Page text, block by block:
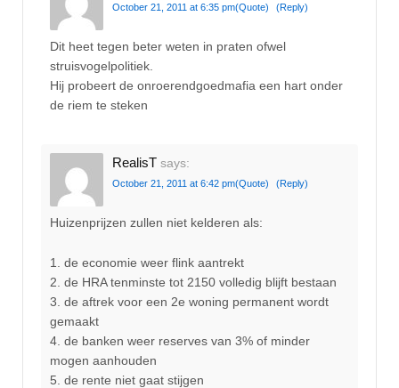
October 21, 2011 at 6:35 pm(Quote) (Reply)
Dit heet tegen beter weten in praten ofwel
struisvogelpolitiek.
Hij probeert de onroerendgoedmafia een hart onder
de riem te steken
RealisT says:
October 21, 2011 at 6:42 pm(Quote) (Reply)
Huizenprijzen zullen niet kelderen als:
1. de economie weer flink aantrekt
2. de HRA tenminste tot 2150 volledig blijft bestaan
3. de aftrek voor een 2e woning permanent wordt
gemaakt
4. de banken weer reserves van 3% of minder
mogen aanhouden
5. de rente niet gaat stijgen